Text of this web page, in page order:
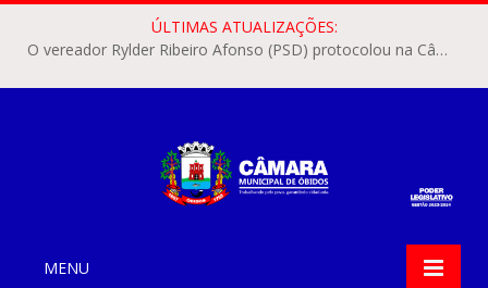
ÚLTIMAS ATUALIZAÇÕES:
O vereador Rylder Ribeiro Afonso (PSD) protocolou na Câmara Municipal de Óbidos o Requerimento nº 346/2026.
MENU